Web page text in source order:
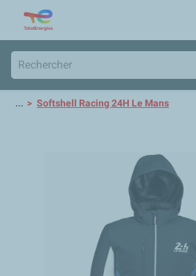
... Softshell Racing 24H Le Mans